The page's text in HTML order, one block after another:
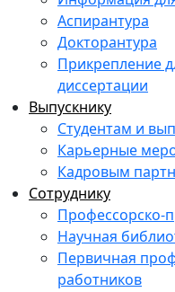
Аспирантура
Докторантура
Прикрепление
диссертации
Выпускнику
Студентам и
Карьерные
Кадровым
Сотруднику
Профессорско-
Научная
Первичная
работников